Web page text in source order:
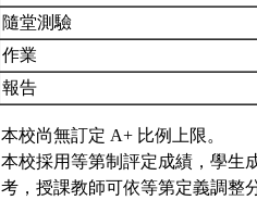
隨堂測驗
作業
報告
本校尚無訂定 A+ 比例上限。
本校採用等第制評定成績，學生
考，授課教師可依等第定義調整